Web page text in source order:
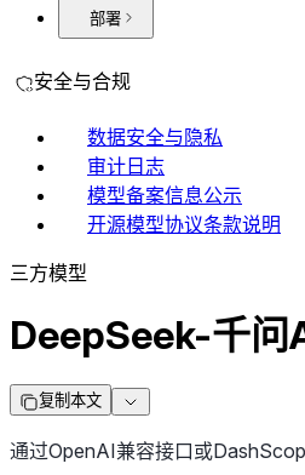
部署
安全与合规
数据安全与隐私
审计日志
模型备案信息公示
开源模型协议条款说明
三方模型
DeepSeek-千问
复制本文
通过OpenAI兼容接口或